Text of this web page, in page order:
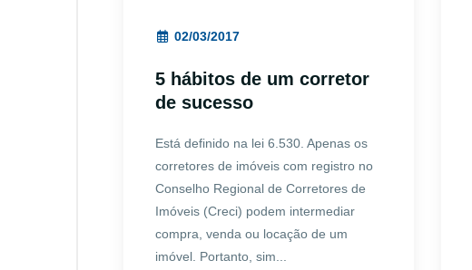
02/03/2017
5 hábitos de um corretor
de sucesso
Está definido na lei 6.530. Apenas os
corretores de imóveis com registro no
Conselho Regional de Corretores de
Imóveis (Creci) podem intermediar
compra, venda ou locação de um
imóvel. Portanto, sim...